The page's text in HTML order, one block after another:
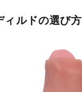
ィルドの選び方